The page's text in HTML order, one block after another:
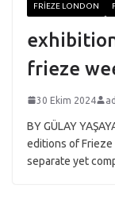
FRIEZE LONDON
frieze
30 Ekim 2024
BY GÜLAY
editions of Frieze
separate yet